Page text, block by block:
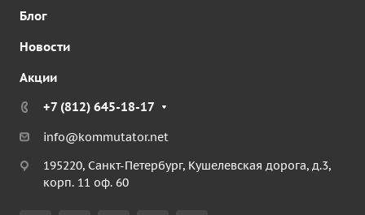
Блог
Новости
Акции
+7 (812) 645-18-17
info@kommutator.net
195220, Санкт-Петербург, Кушелевская дорога, д.3,
корп. 11 оф. 60